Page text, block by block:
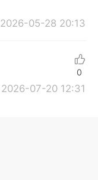
2026-05-28 20:13
2026-07-20 12:31
0